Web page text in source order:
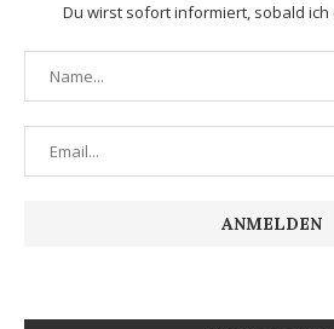
Du wirst sofort informiert, sobald